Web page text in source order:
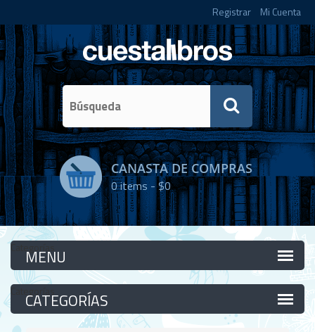
Registrar Mi Cuenta
CANASTA DE COMPRAS
0items -$0
Categorías
Categorías